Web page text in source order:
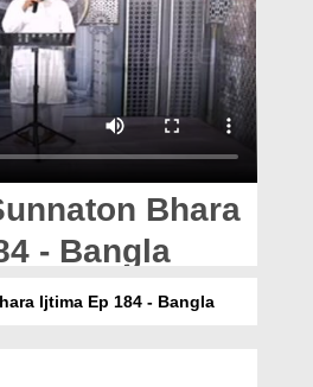
Bhara
- Bangla
Ijtima Ep 184 - Bangla